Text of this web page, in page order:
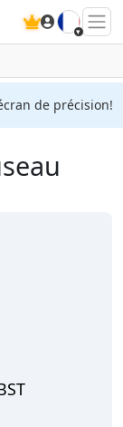
🇫🇷
de précision!